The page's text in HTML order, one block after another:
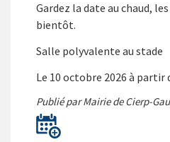
Gardez la date au chaud,
bientôt.
Salle polyvalente au stade
Le 10 octobre 2026 à partir
Publié par Mairie de Cierp-